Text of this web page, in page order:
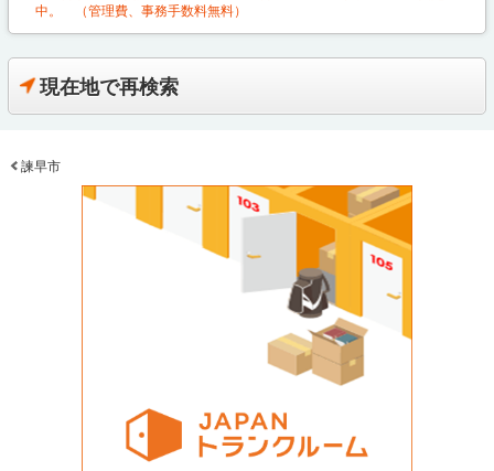
中。 （管理費、事務手数料無料）
現在地で再検索
諫早市